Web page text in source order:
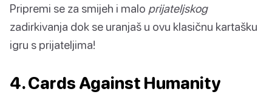
Pripremi se za smijeh i malo prijateljskog
zadirkivanja dok se uranjaš u ovu klasičnu kartašku
igru s prijateljima!
4. Cards Against Humanity